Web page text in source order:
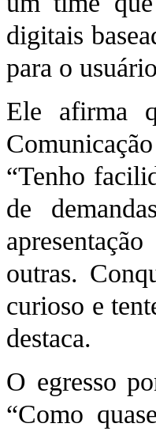
digitais
para o
Ele afirma
“Tenho
de
outras.
curioso e
destaca.
O egresso
“Como